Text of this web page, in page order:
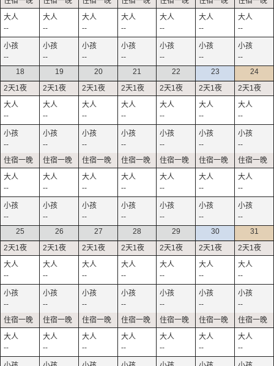
--
--
--
--
--
--
--
--
--
--
--
--
--
--
18
--
--
--
--
19
--
--
--
--
20
--
--
--
--
21
--
--
--
--
22
--
--
--
--
23
--
--
--
--
24
--
--
--
--
25
--
--
--
26
--
--
--
27
--
--
--
28
--
--
--
29
--
--
--
30
--
--
--
31
--
--
--